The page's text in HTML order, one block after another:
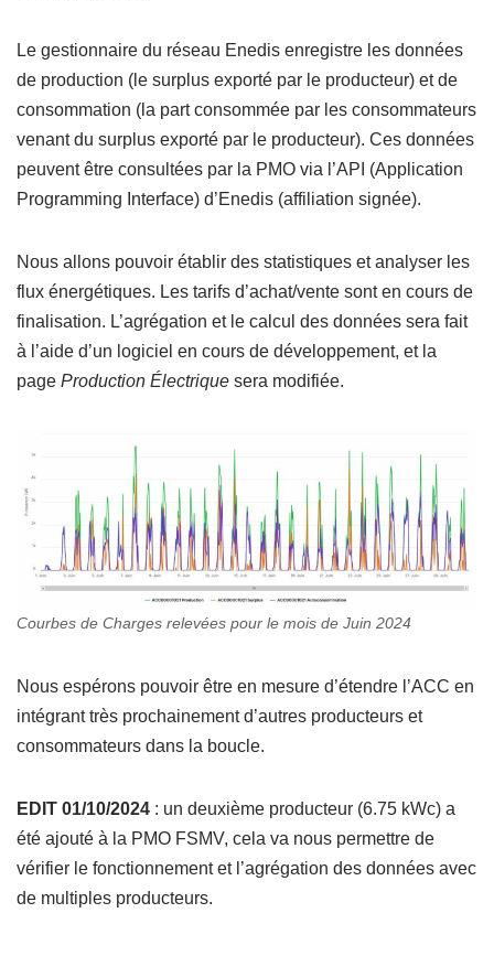
Le gestionnaire du réseau Enedis enregistre les données
de production (le surplus exporté par le producteur) et de
consommation (la part consommée par les consommateurs
venant du surplus exporté par le producteur). Ces données
peuvent être consultées par la PMO via l’API (Application
Programming Interface) d’Enedis (affiliation signée).
Nous allons pouvoir établir des statistiques et analyser les
flux énergétiques. Les tarifs d’achat/vente sont en cours de
finalisation. L’agrégation et le calcul des données sera fait
à l’aide d’un logiciel en cours de développement, et la
page Production Électrique sera modifiée.
Courbes de Charges relevées pour le mois de Juin 2024
Nous espérons pouvoir être en mesure d’étendre l’ACC en
intégrant très prochainement d’autres producteurs et
consommateurs dans la boucle.
EDIT 01/10/2024 : un deuxième producteur (6.75 kWc) a
été ajouté à la PMO FSMV, cela va nous permettre de
vérifier le fonctionnement et l’agrégation des données avec
de multiples producteurs.